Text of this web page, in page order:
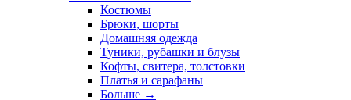
Костюмы
Брюки, шорты
Домашняя одежда
Туники, рубашки и блузы
Кофты, свитера, толстовки
Платья и сарафаны
Больше →